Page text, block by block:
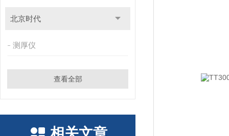
北京时代
测厚仪
查看全部